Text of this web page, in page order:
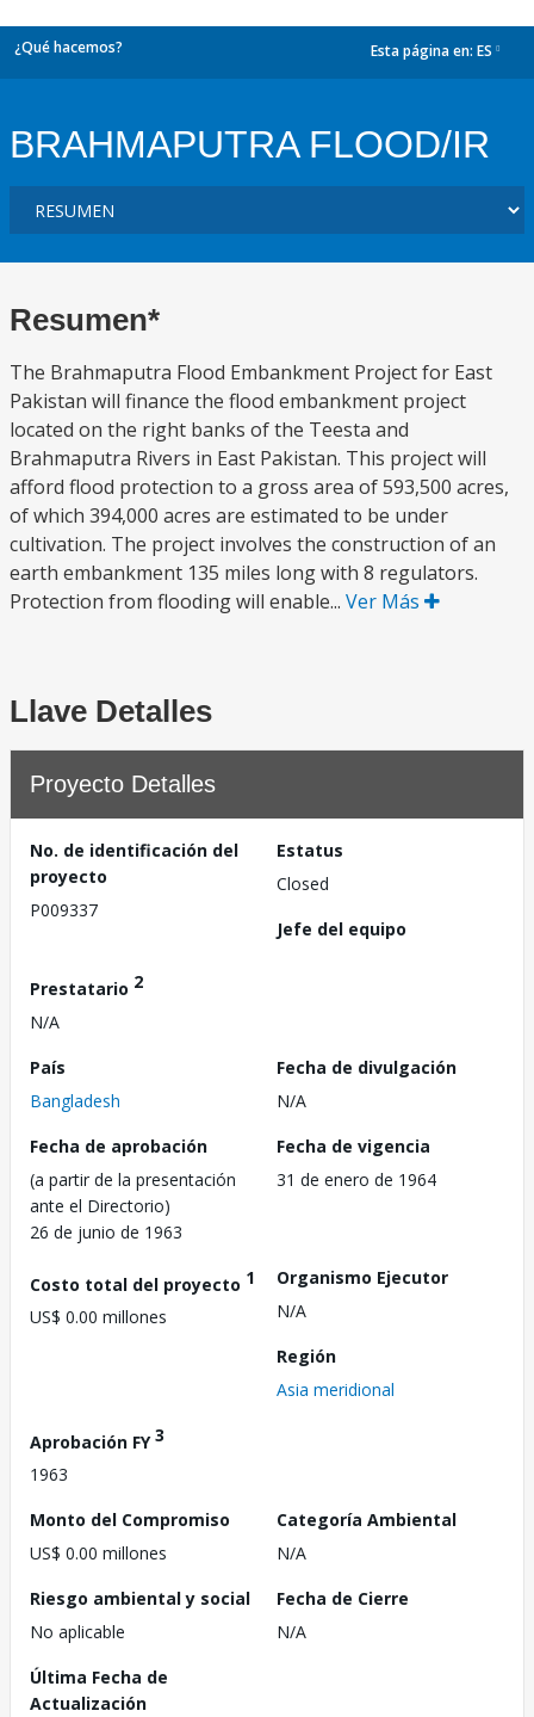
¿Qué hacemos? Esta página en: ES
BRAHMAPUTRA FLOOD/IR
Resumen*
The Brahmaputra Flood Embankment Project for East
Pakistan will finance the flood embankment project
located on the right banks of the Teesta and
Brahmaputra Rivers in East Pakistan. This project will
afford flood protection to a gross area of 593,500 acres,
of which 394,000 acres are estimated to be under
cultivation. The project involves the construction of an
earth embankment 135 miles long with 8 regulators.
Protection from flooding will enable... Ver Más
Llave Detalles
Proyecto Detalles
No. de identificación del
proyecto
P009337
Estatus
Closed
Jefe del equipo
Prestatario 2
N/A
País
Bangladesh
Fecha de divulgación
N/A
Fecha de aprobación
(a partir de la presentación
ante el Directorio)
26 de junio de 1963
Fecha de vigencia
31 de enero de 1964
Costo total del proyecto 1
US$ 0.00 millones
Organismo Ejecutor
N/A
Región
Asia meridional
Aprobación FY3
1963
Monto del Compromiso
US$ 0.00 millones
Categoría Ambiental
N/A
Riesgo ambiental y social
No aplicable
Fecha de Cierre
N/A
Última Fecha de
Actualización